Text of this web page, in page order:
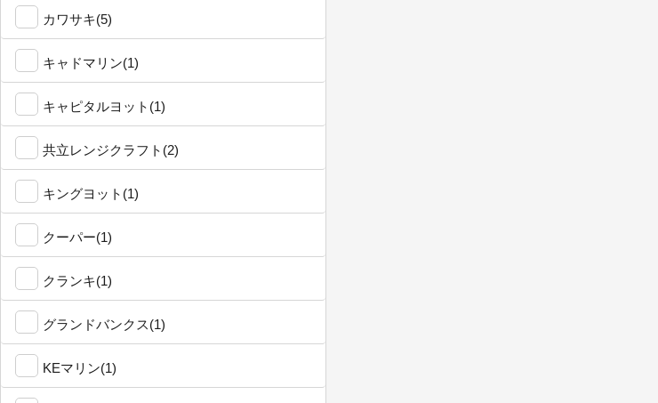
カワサキ(5)
キャドマリン(1)
キャピタルヨット(1)
共立レンジクラフト(2)
キングヨット(1)
クーパー(1)
クランキ(1)
グランドバンクス(1)
KEマリン(1)